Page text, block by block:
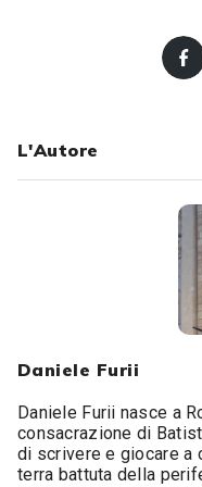
L'Autore
Daniele Furii
Daniele Furii nasce a
consacrazione di
di scrivere e giocare a
terra battuta della